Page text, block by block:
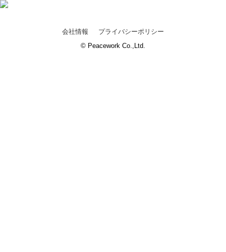
会社情報
プライバシーポリシー
© Peacework Co.,Ltd.